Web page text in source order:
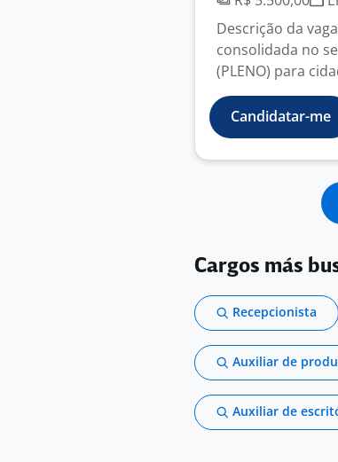
Descrição da
consolidada no
(PLENO) para
Candidatar-me
Cargos más
Recepcionista
Auxiliar de
Auxiliar de